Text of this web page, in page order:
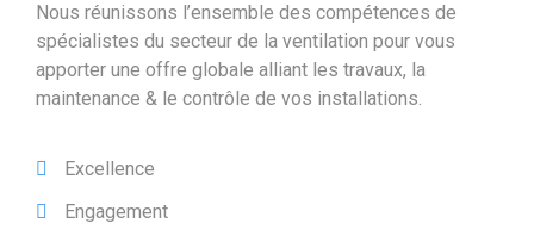
Nous réunissons l’ensemble des compétences de
spécialistes du secteur de la ventilation pour vous
apporter une offre globale alliant les travaux, la
maintenance & le contrôle de vos installations.
Excellence
Engagement